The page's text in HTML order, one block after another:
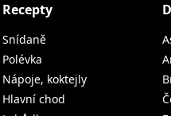
Recepty
Snídaně
Polévka
Nápoje, koktejly
Hlavní chod